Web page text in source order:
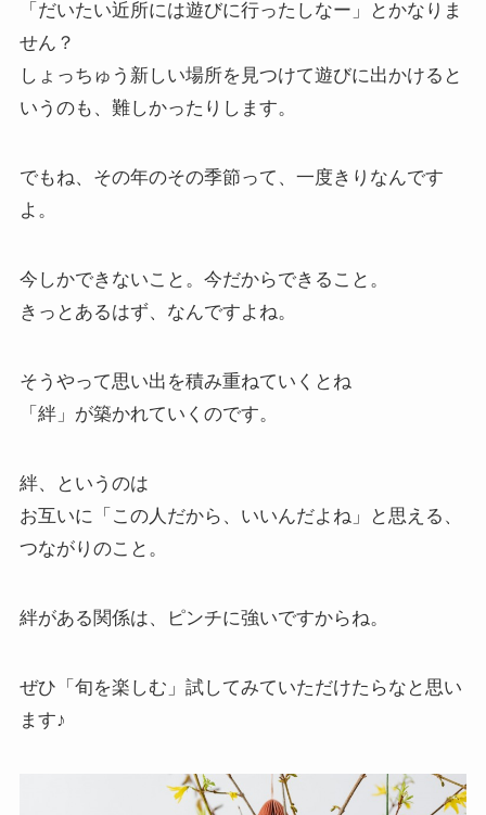
「だいたい近所には遊びに行ったしなー」とかなりま
せん？
しょっちゅう新しい場所を見つけて遊びに出かけると
いうのも、難しかったりします。
でもね、その年のその季節って、一度きりなんです
よ。
今しかできないこと。今だからできること。
きっとあるはず、なんですよね。
そうやって思い出を積み重ねていくとね
「絆」が築かれていくのです。
絆、というのは
お互いに「この人だから、いいんだよね」と思える、
つながりのこと。
絆がある関係は、ピンチに強いですからね。
ぜひ「旬を楽しむ」試してみていただけたらなと思い
ます♪